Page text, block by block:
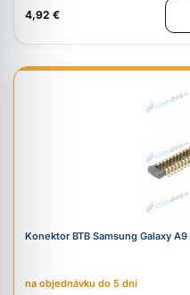
4,92 €
Konektor BTB Samsung Galaxy
na objednávku do 5 dní